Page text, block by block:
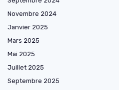
Novembre 2024
Janvier 2025
Mars 2025
Mai 2025
Juillet 2025
Septembre 2025